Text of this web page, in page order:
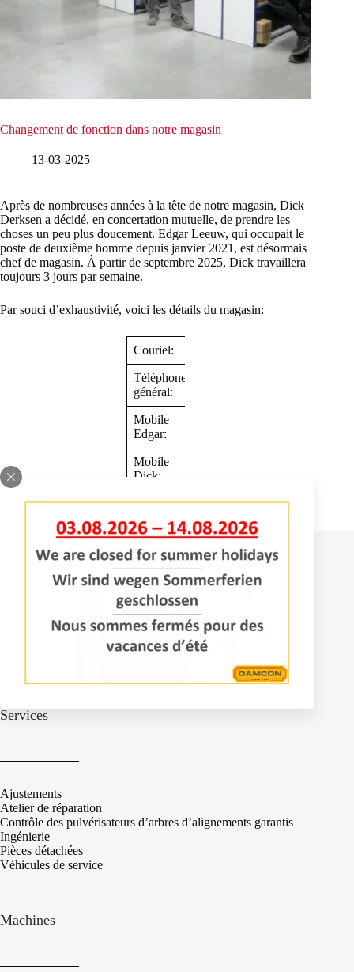
Changement de fonction dans notre magasin
13-03-2025
Après de nombreuses années à la tête de notre magasin, Dick
Derksen a décidé, en concertation mutuelle, de prendre les
choses un peu plus doucement. Edgar Leeuw, qui occupait le
poste de deuxième homme depuis janvier 2021, est désormais
chef de magasin. À partir de septembre 2025, Dick travaillera
toujours 3 jours par semaine.
Par souci d’exhaustivité, voici les détails du magasin:
Couriel:
Téléphone
général:
Mobile
Edgar:
Mobile
Dick:
Bomenlaan 2
4043 KD Opheusden
Services
Ajustements
Atelier de réparation
Contrôle des pulvérisateurs d’arbres d’alignements garantis
Ingénierie
Pièces détachées
Véhicules de service
Machines